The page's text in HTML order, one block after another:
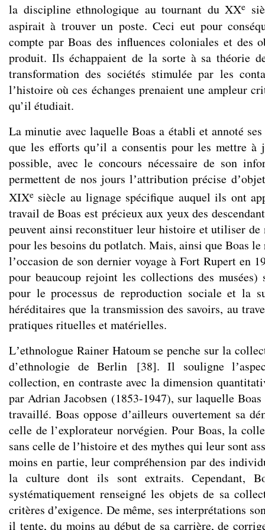
la discipline ethnologique au tournant du XXe
aspirait à trouver un poste. Ceci eut pour
compte par Boas des influences coloniales et des
produit. Ils échappaient de la sorte à sa théorie
transformation des sociétés stimulée par les
lʼhistoire où ces échanges prenaient une ampleur
qu’il étudiait.
La minutie avec laquelle Boas a établi et annoté
que les efforts quʼil a consentis pour les mettre à
possible, avec le concours nécessaire de son
permettent de nos jours lʼattribution précise
XIXe siècle au lignage spécifique auquel ils ont
travail de Boas est précieux aux yeux des
peuvent ainsi reconstituer leur histoire et utiliser de
pour les besoins du potlatch. Mais, ainsi que Boas
lʼoccasion de son dernier voyage à Fort Rupert en
pour beaucoup rejoint les collections des musées)
pour le processus de reproduction sociale et la
héréditaires que la transmission des savoirs, au
pratiques rituelles et matérielles.
Lʼethnologue Rainer Hatoum se penche sur la
d’ethnologie de Berlin [38]. Il souligne
collection, en contraste avec la dimension
par Adrian Jacobsen (1853-1947), sur laquelle Boas
travaillé. Boas oppose dʼailleurs ouvertement sa
celle de l’explorateur norvégien. Pour Boas, la
sans celle de lʼhistoire et des mythes qui leur sont
moins en partie, leur compréhension par des
la culture dont ils sont extraits. Cependant,
systématiquement renseigné les objets de sa
critères dʼexigence. De même, ses interprétations
il tente, du moins au début de sa carrière, de